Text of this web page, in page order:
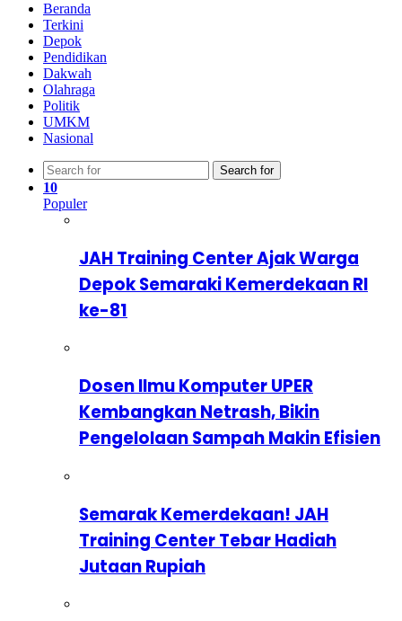
Beranda
Terkini
Depok
Pendidikan
Dakwah
Olahraga
Politik
UMKM
Nasional
Search for
10
Populer
JAH Training Center Ajak Warga
Depok Semaraki Kemerdekaan RI
ke-81
Dosen Ilmu Komputer UPER
Kembangkan Netrash, Bikin
Pengelolaan Sampah Makin Efisien
Semarak Kemerdekaan! JAH
Training Center Tebar Hadiah
Jutaan Rupiah